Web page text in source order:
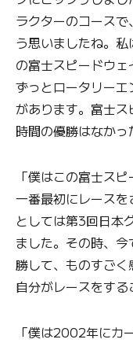
ラクターのコース
う思いましたね。
の富士スピードウ
ずっとロータリー
があります。富士
時間の優勝はなかっ
「僕はこの富士ス
一番最初にレース
としては第3回日本
ました。その時、
勝して、ものすごく
自分がレースをする
「僕は2002年にカ